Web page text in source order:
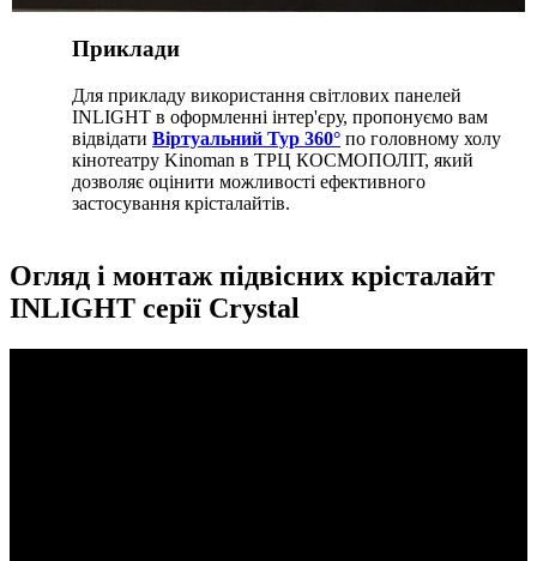
Приклади
Для прикладу використання світлових панелей
INLIGHT в оформленні інтер'єру, пропонуємо вам
відвідати Віртуальний Тур 360° по головному холу
кінотеатру Kinoman в ТРЦ КОСМОПОЛІТ, який
дозволяє оцінити можливості ефективного
застосування крісталайтів.
Огляд і монтаж підвісних крісталайт
INLIGHT серії Crystal